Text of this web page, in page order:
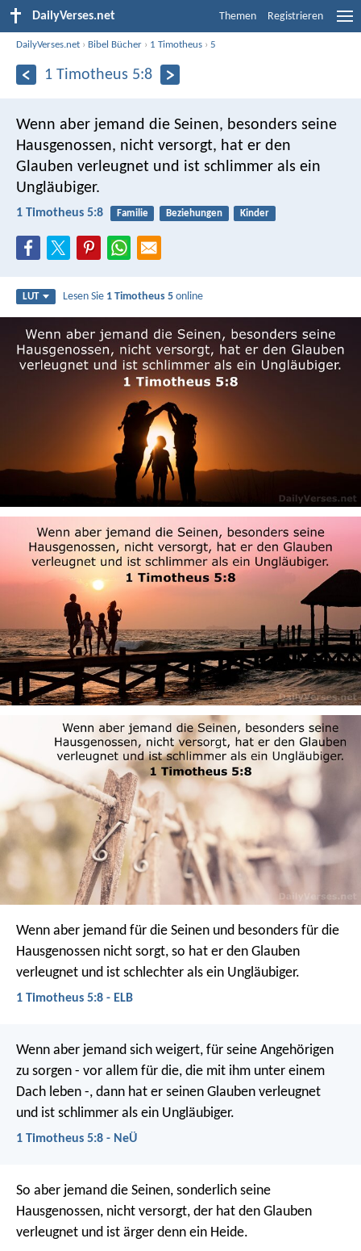
DailyVerses.net Themen Registrieren
DailyVerses.net › Bibel Bücher › 1 Timotheus ›5
1 Timotheus 5:8
Wenn aber jemand die Seinen, besonders seine
Hausgenossen, nicht versorgt, hat er den
Glauben verleugnet und ist schlimmer als ein
Ungläubiger.
1 Timotheus 5:8 Familie Beziehungen Kinder
LUT Lesen Sie 1 Timotheus 5 online
Wenn aber jemand für die Seinen und besonders für die
Hausgenossen nicht sorgt, so hat er den Glauben
verleugnet und ist schlechter als ein Ungläubiger.
1 Timotheus 5:8 - ELB
Wenn aber jemand sich weigert, für seine Angehörigen
zu sorgen - vor allem für die, die mit ihm unter einem
Dach leben -, dann hat er seinen Glauben verleugnet
und ist schlimmer als ein Ungläubiger.
1 Timotheus 5:8 - NeÜ
So aber jemand die Seinen, sonderlich seine
Hausgenossen, nicht versorgt, der hat den Glauben
verleugnet und ist ärger denn ein Heide.